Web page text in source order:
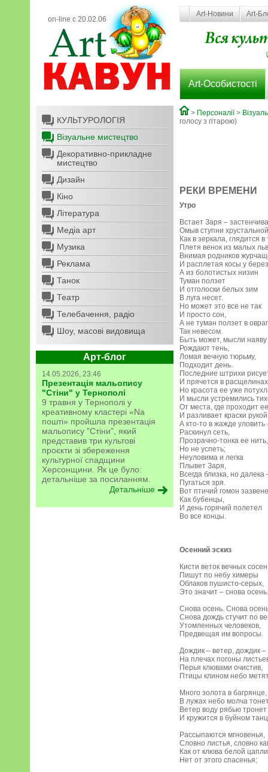
on-line с 20.02.06
Art-Новини Art-
Art-Особистості
КУЛЬТУРОЛОГІЯ
Візуальне мистецтво
Декоративно-прикладне
мистецтво
Дизайн
Кіно
Література
Медіа арт
Музика
Реклама
Танок
Театр
Телебачення, радіо
Шоу, масові видовища
Арт-блог
14.05.2026, 23:46
Презентація мальопису
"Стіни" у Тернополі
9 травня у Тернополі у
креативному кластері «Na
пошті» пройшла презентація
мальопису "Стіни", який
представив три культові
проєкти зі збереження
культурної спадщини
Херсонщини. Як це було:
детальніше за посиланням.
Детальніше
> Персоналії>
голосу з гітарою)
РЕКИ ВРЕМЕНИ
Утро
Встает Заря –
Омыв ступни
Как в зеркала, глядится
Плетя венок из малых
Внимая родников
И расплетая косы у
А из болотистых низин
Туман ползет
И отголоски белых зим
В луга несет.
Но может это все не так
И просто сон,
А не туман ползет в
Так невесом.
Быть может, мысли наяву
Рождают тень,
Ломая вечную тюрьму,
Подходит день.
Последние штрихи
И прячется в
Но красота ее уже
И мысли устремились
От места, где проходит
И разливает краски
А кто-то в жажде уловить
Раскинул сеть,
Прозрачно-тонка ее нить,
Но не успеть;
Неуловима и легка
Плывет Заря,
Всегда близка, но далека
Пугаться зря.
Вот птичий гомон
Как бубенцы,
И день горячий полетел
Во все концы.
Осенний эскиз
Кисти веток вечных сосен
Пишут по небу химеры
Облаков пушисто-серых,
Это значит – снова осень.
Снова осень. Снова
Снова дождь стучит по
Утомленных человеков,
Предвещая им вопросы.
Дождик – ветер, дождик –
На плечах погоны
Перья клювами очистив,
Птицы клином небо
Много золота в багрянце,
В лужах небо молча
Ветер воду рябью тронет
И кружится в буйном
Рассыпаются мгновенья,
Словно листья, словно
Как от клюва белой
Нет от этого спасенья;